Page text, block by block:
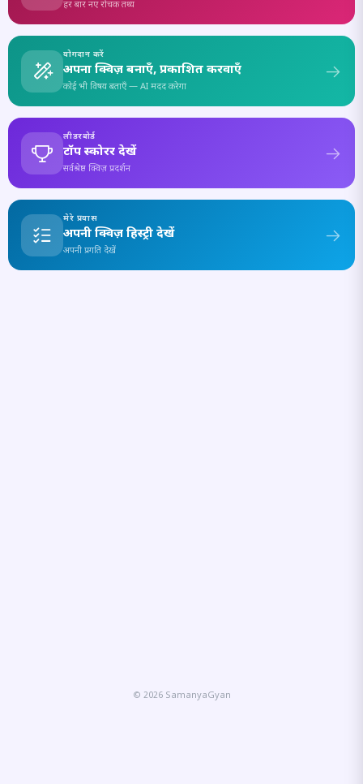
हर बार नए रोचक तथ्य
योगदान करें
अपना क्विज़ बनाएँ, प्रकाशित करवाएँ
कोई भी विषय बताएँ — AI मदद करेगा
लीडरबोर्ड
टॉप स्कोरर देखें
सर्वश्रेष्ठ क्विज़ प्रदर्शन
मेरे प्रयास
अपनी क्विज़ हिस्ट्री देखें
अपनी प्रगति देखें
© 2026 SamanyaGyan